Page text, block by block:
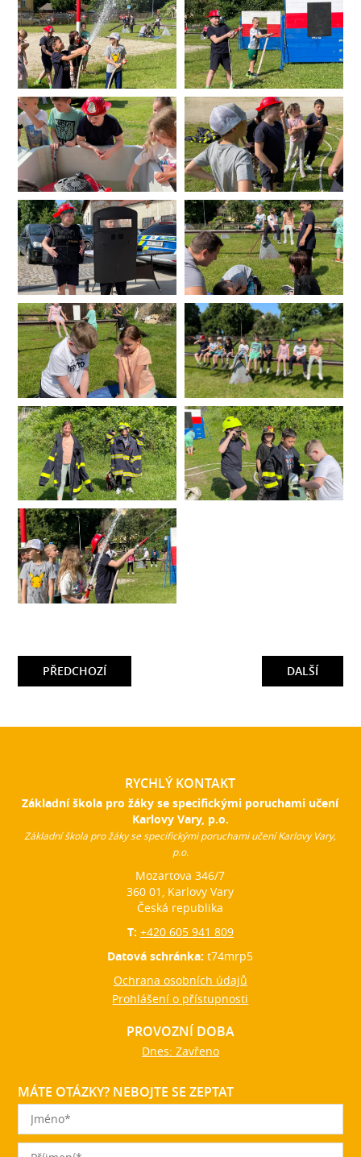
DALŠÍ
PŘEDCHOZÍ
RYCHLÝ KONTAKT
Základní škola pro žáky se specifickými poruchami učení
Karlovy Vary, p.o.
Základní škola pro žáky se specifickými poruchami učení Karlovy Vary,
p.o.
Mozartova 346/7
360 01, Karlovy Vary
Česká republika
T: +420 605 941 809
Datová schránka:t74mrp5
Ochrana osobních údajů
Prohlášení o přístupnosti
PROVOZNÍ DOBA
Dnes: Zavřeno
MÁTE OTÁZKY? NEBOJTE SE ZEPTAT